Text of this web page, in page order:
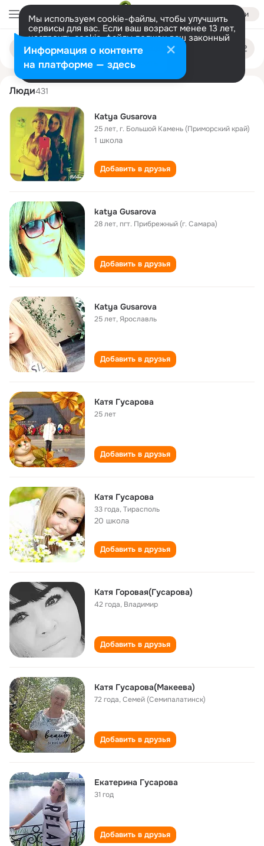
Войти
Мы используем cookie-файлы, чтобы улучшить
сервисы для вас. Если ваш возраст менее 13 лет,
настроить cookie-файлы должен ваш законный
представитель. Больше информации
Разрешить все Настроить
Поиск
людям
katya gusarova
Люди431
Katya Gusarova
25 лет,г. Большой Камень (Приморский край)
1 школа
Добавить в друзья
katya Gusarova
28 лет,пгт. Прибрежный (г. Самара)
Добавить в друзья
Katya Gusarova
25 лет,Ярославль
Добавить в друзья
Катя Гусарова
25 лет
Добавить в друзья
Катя Гусарова
33 года,Тирасполь
20 школа
Добавить в друзья
Катя Горовая(Гусарова)
42 года, Владимир
Добавить в друзья
Катя Гусарова(Макеева)
72 года,Семей (Семипалатинск)
Добавить в друзья
Екатерина Гусарова
31 год
Добавить в друзья
Информация о контенте
на платформе — здесь